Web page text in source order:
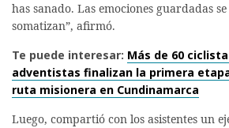
has sanado. Las emociones guardadas se
somatizan”, afirmó.
Te puede interesar: Más de 60
adventistas finalizan la primera
ruta misionera en Cundinamarca
Luego, compartió con los asistentes un